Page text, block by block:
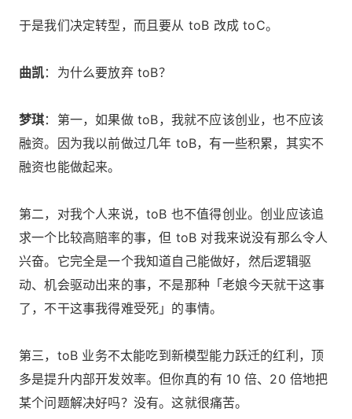
于是我们决定转型，而且要从 toB 改成 toC。
曲凯：为什么要放弃 toB？
梦琪：第一，如果做 toB，我就不应该创业，也不应该
融资。因为我以前做过几年 toB，有一些积累，其实不
融资也能做起来。
第二，对我个人来说，toB 也不值得创业。创业应该追
求一个比较高赔率的事，但 toB 对我来说没有那么令人
兴奋。它完全是一个我知道自己能做好，然后逻辑驱
动、机会驱动出来的事，不是那种「老娘今天就干这事
了，不干这事我得难受死」的事情。
第三，toB 业务不太能吃到新模型能力跃迁的红利，顶
多是提升内部开发效率。但你真的有 10 倍、20 倍地把
某个问题解决好吗？没有。这就很痛苦。